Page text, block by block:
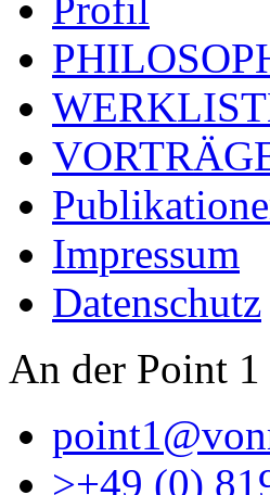
Impressum
Datenschutz
An der Point 1
>+49 (0)